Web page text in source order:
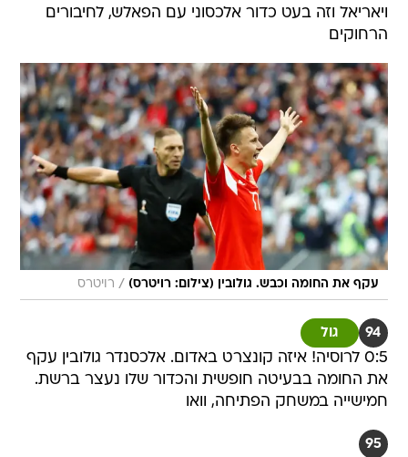
ויאריאל וזה בעט כדור אלכסוני עם הפאלש, לחיבורים
הרחוקים
עקף את החומה וכבש. גולובין (צילום: רויטרס) / רויטרס
94 גול
0:5 לרוסיה! איזה קונצרט באדום. אלכסנדר גולובין עקף
את החומה בבעיטה חופשית והכדור שלו נעצר ברשת.
חמישייה במשחק הפתיחה, וואו
95